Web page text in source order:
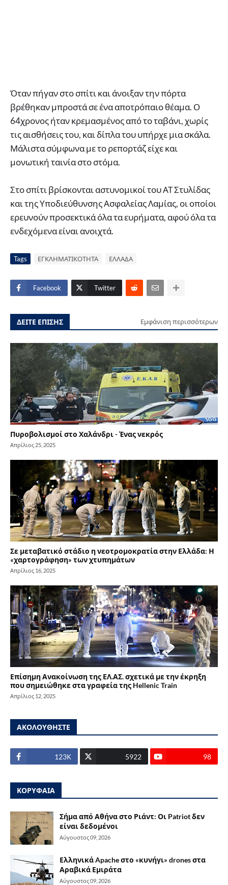
Όταν πήγαν στο σπίτι και άνοιξαν την πόρτα
βρέθηκαν μπροστά σε ένα αποτρόπαιο θέαμα. Ο
64χρονος ήταν κρεμασμένος από το ταβάνι, χωρίς
τις αισθήσεις του, και δίπλα του υπήρχε μια σκάλα.
Μάλιστα σύμφωνα με το ρεπορτάζ είχε και
μονωτική ταινία στο στόμα.
Στο σπίτι βρίσκονται αστυνομικοί του ΑΤ Στυλίδας
και της Υποδιεύθυνσης Ασφαλείας Λαμίας, οι οποίοι
ερευνούν προσεκτικά όλα τα ευρήματα, αφού όλα τα
ενδεχόμενα είναι ανοιχτά.
Tags ΕΓΚΛΗΜΑΤΙΚΟΤΗΤΑ ΕΛΛΑΔΑ
Facebook Twitter
ΔΕΙΤΕ ΕΠΙΣΗΣ Εμφάνιση περισσότερων
Πυροβολισμοί στο Χαλάνδρι - Ένας νεκρός
Απρίλιος 25, 2025
Σε μεταβατικό στάδιο η νεοτρομοκρατία στην Ελλάδα: Η
«χαρτογράφηση» των χτυπημάτων
Απρίλιος 16, 2025
Επίσημη Ανακοίνωση της ΕΛ.ΑΣ. σχετικά με την έκρηξη
που σημειώθηκε στα γραφεία της Hellenic Train
Απρίλιος 12, 2025
ΑΚΟΛΟΥΘΗΣΤΕ
123Κ 5922 98
ΚΟΡΥΦΑΙΑ
Σήμα από Αθήνα στο Ριάντ: Οι Patriot δεν
είναι δεδομένοι
Αύγουστος 09, 2026
Ελληνικά Apache στο «κυνήγι» drones στα
Αραβικά Εμιράτα
Αύγουστος 09, 2026